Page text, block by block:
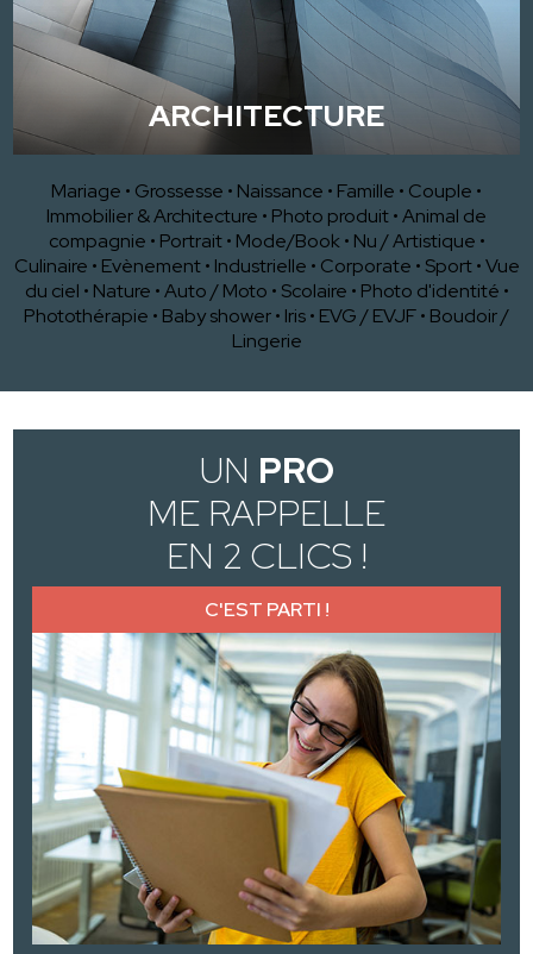
ARCHITECTURE
Mariage • Grossesse • Naissance • Famille • Couple •
Immobilier & Architecture • Photo produit•Animal de
compagnie • Portrait • Mode/Book • Nu / Artistique •
Culinaire • Evènement • Industrielle • Corporate • Sport •Vue
du ciel • Nature •Auto / Moto • Scolaire • Photo d'identité •
Photothérapie • Baby shower• Iris• EVG / EVJF• Boudoir /
Lingerie
UN PRO
ME RAPPELLE
EN 2 CLICS !
C'EST PARTI !